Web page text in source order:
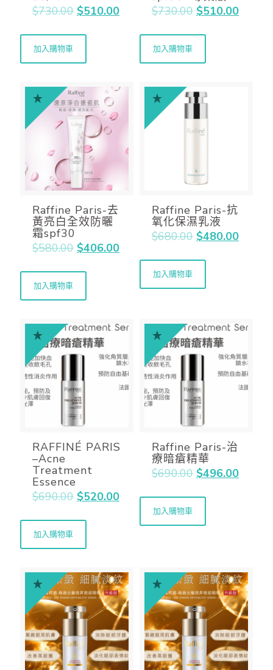
$730.00 $510.00
加入購物車
$730.00 $510.00
加入購物車
Raffine Paris-去
黃亮白全效防曬
霜spf30
$580.00 $406.00
加入購物車
Raffine Paris-抗
氧化保濕乳液
$680.00 $480.00
加入購物車
RAFFINÉ PARIS
–Acne
Treatment
Essence
$690.00 $520.00
加入購物車
Raffine Paris-治
療暗瘡精華
$690.00 $496.00
加入購物車